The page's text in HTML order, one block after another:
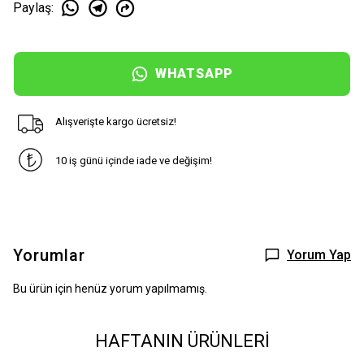
Paylaş:
WHATSAPP
Alışverişte kargo ücretsiz!
10 iş günü içinde iade ve değişim!
Yorumlar Yorum Yap
Bu ürün için henüz yorum yapılmamış.
HAFTANIN ÜRÜNLERİ